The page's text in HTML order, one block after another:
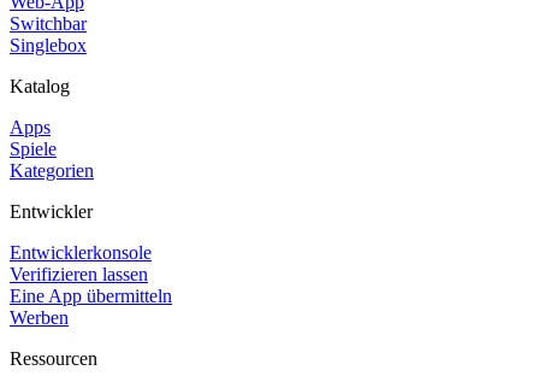
Switchbar
Singlebox
Katalog
Apps
Spiele
Kategorien
Entwickler
Entwicklerkonsole
Verifizieren lassen
Eine App übermitteln
Werben
Ressourcen